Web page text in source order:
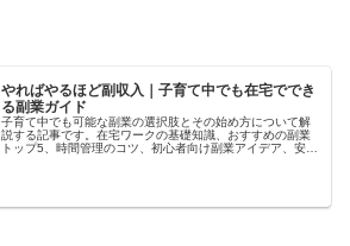
やればやるほど副収入｜子育て中でも在宅ででき
る副業ガイド
子育て中でも可能な副業の選択肢とその始め方について解
説する記事です。在宅ワークの基礎知識、おすすめの副業
トップ5、時間管理のコツ、初心者向け副業アイデア、安全